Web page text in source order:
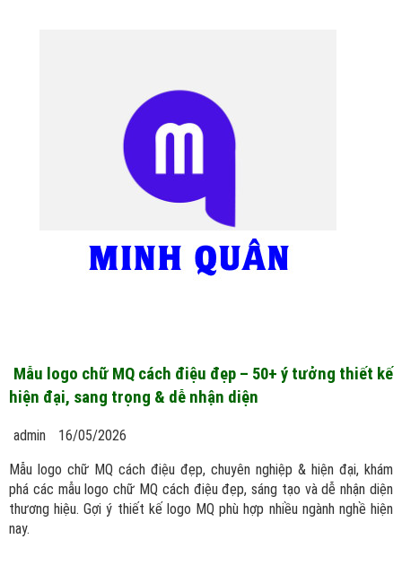
Mẫu logo chữ MQ cách điệu đẹp – 50+ ý tưởng thiết kế
hiện đại, sang trọng & dễ nhận diện
admin
16/05/2026
Mẫu logo chữ MQ cách điệu đẹp, chuyên nghiệp & hiện đại, khám
phá các mẫu logo chữ MQ cách điệu đẹp, sáng tạo và dễ nhận diện
thương hiệu. Gợi ý thiết kế logo MQ phù hợp nhiều ngành nghề hiện
nay.